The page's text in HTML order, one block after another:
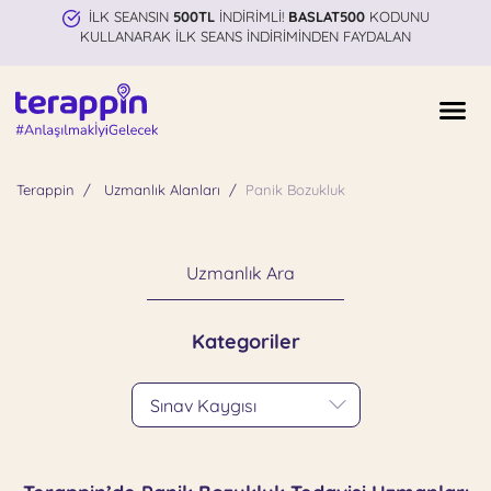
İLK SEANSIN 500TLİNDİRİMLİ! BASLAT500KODUNU
KULLANARAK İLK SEANS İNDİRİMİNDEN FAYDALAN
Terappin Uzmanlık Alanları Panik Bozukluk
Uzmanlık Ara
Kategoriler